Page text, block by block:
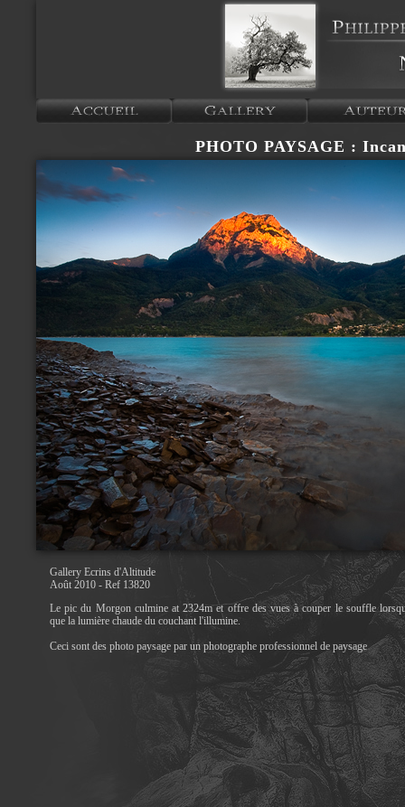
PHOTO PAYSAGE :
Gallery Ecrins d'Altitude
Août 2010 - Ref 13820
Le pic du Morgon culmine at 2324m et offre des vues à couper le souffle
que la lumière chaude du couchant l'illumine.
Ceci sont des photo paysage par un photographe professionnel de paysage